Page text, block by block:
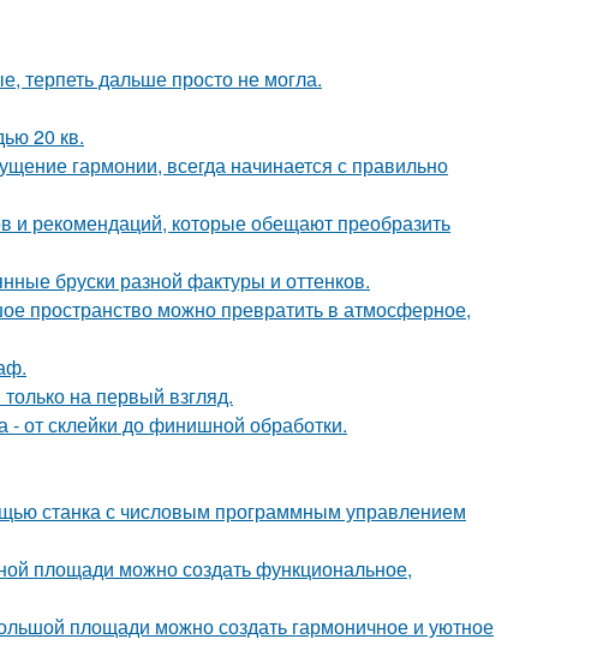
терпеть дальше просто не могла.
20 кв.
гармонии, всегда начинается с правильно
и рекомендаций, которые обещают преобразить
бруски разной фактуры и оттенков.
пространство можно превратить в атмосферное,
на первый взгляд.
- от склейки до финишной обработки.
станка с числовым программным управлением
площади можно создать функциональное,
площади можно создать гармоничное и уютное